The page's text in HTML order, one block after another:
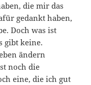
die mir das
gedankt haben,
Doch was ist
gibt keine.
ändern
noch die
eine, die ich gut